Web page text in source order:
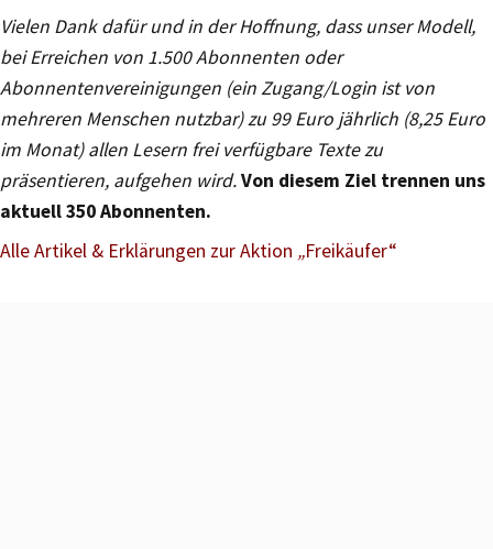
Vielen Dank dafür und in der Hoffnung, dass unser Modell,
bei Erreichen von 1.500 Abonnenten oder
Abonnentenvereinigungen (ein Zugang/Login ist von
mehreren Menschen nutzbar) zu 99 Euro jährlich (8,25 Euro
im Monat) allen Lesern frei verfügbare Texte zu
präsentieren, aufgehen wird.Von diesem Ziel trennen uns
aktuell 350 Abonnenten.
Alle Artikel & Erklärungen zur Aktion „Freikäufer“